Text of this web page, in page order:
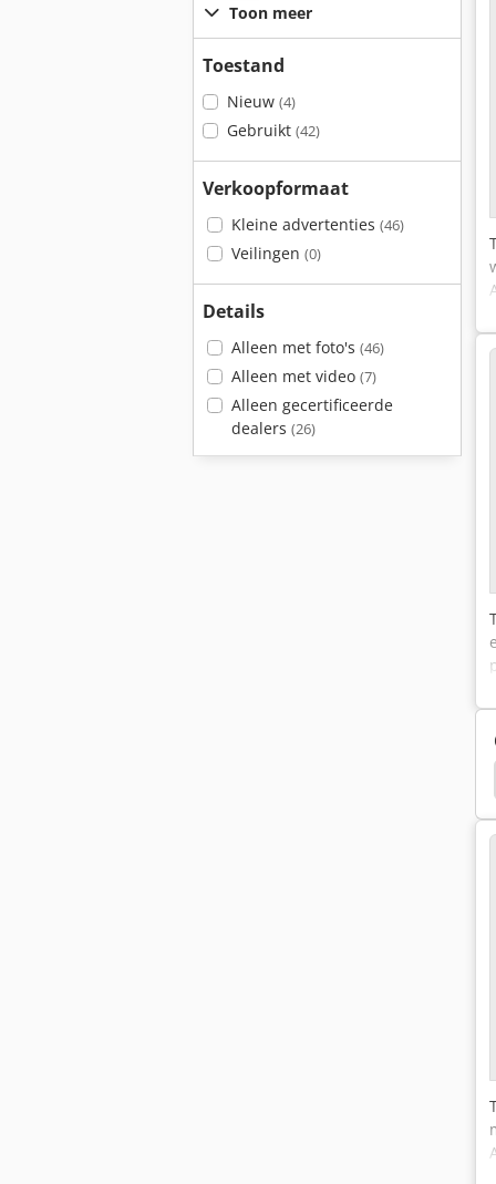
Toon meer
Toestand
Nieuw (4)
Gebruikt (42)
Verkoopformaat
Kleine advertenties (46)
Veilingen (0)
Details
Alleen met foto's (46)
Alleen met video (7)
Alleen gecertificeerde
dealers (26)